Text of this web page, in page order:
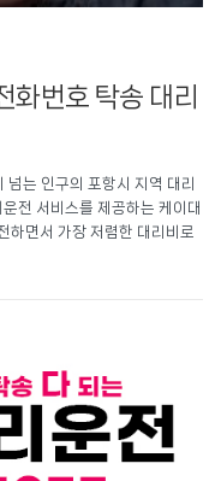
화번호 탁송 대리
는 인구의 포항시 지역 대리
전 서비스를 제공하는 케이대
면서 가장 저렴한 대리비로